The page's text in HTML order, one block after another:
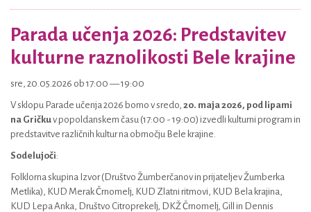
Parada učenja 2026: Predstavitev
kulturne raznolikosti Bele krajine
sre, 20.05.2026 ob 17:00 — 19:00
V sklopu Parade učenja 2026 bomo v sredo, 20. maja 2026, pod lipami
na Gričkuv popoldanskem času (17:00 - 19:00) izvedli kulturni program in
predstavitve različnih kultur na območju Bele krajine.
Sodelujoči:
Folklorna skupina Izvor (Društvo Žumberčanov in prijateljev Žumberka
Metlika), KUD Merak Črnomelj, KUD Zlatni ritmovi, KUD Bela krajina,
KUD Lepa Anka, Društvo Citroprekelj, DKŽ Črnomelj, Gill in Dennis